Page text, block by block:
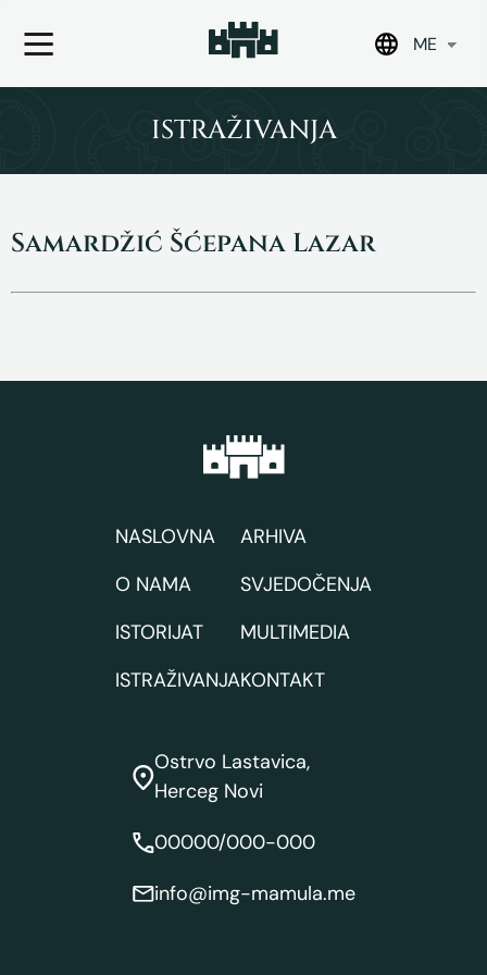
ME
ISTRAŽIVANJA
Samardžić Šćepana Lazar
NASLOVNA
O NAMA
ISTORIJAT
ISTRAŽIVANJA
ARHIVA
SVJEDOČENJA
MULTIMEDIA
KONTAKT
Ostrvo Lastavica,
Herceg Novi
00000/000-000
info@img-mamula.me